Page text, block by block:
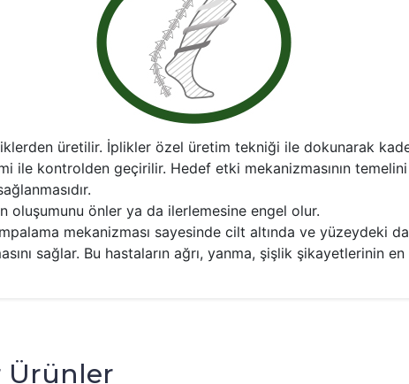
üretilir. İplikler özel üretim tekniği ile dokunarak
ile kontrolden geçirilir. Hedef etki mekanizmasının
oluşumunu önler ya da ilerlemesine engel olur.
mekanizması sayesinde cilt altında ve yüzeydeki
sağlar. Bu hastaların ağrı, yanma, şişlik şikayetlerinin en
Ürünler